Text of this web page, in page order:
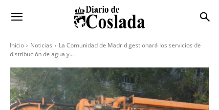
Inicio Noticias
La Comunidad de Madrid gestionará los servicios de
distribución de agua y...